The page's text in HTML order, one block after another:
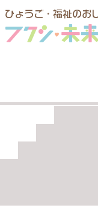
Skip
to
content